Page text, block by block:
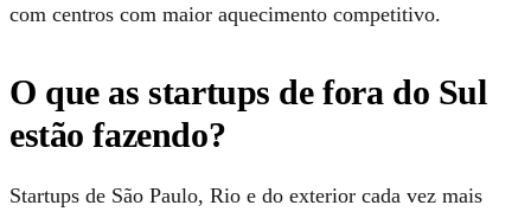
com centros com maior aquecimento competitivo.
O que as startups de fora do Sul
estão fazendo?
Startups de São Paulo, Rio e do exterior cada vez mais